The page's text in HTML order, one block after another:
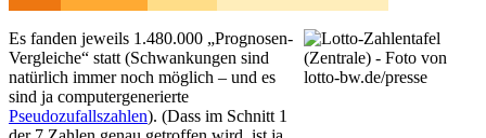
Es fanden jeweils 1.480.000 „Prognosen-
Vergleiche“ statt (Schwankungen sind
natürlich immer noch möglich – und es
sind ja computergenerierte
Pseudozufallszahlen). (Dass im Schnitt 1